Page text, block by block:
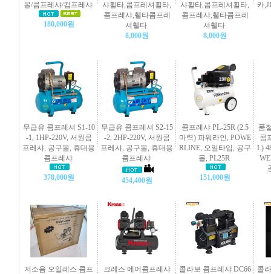
몰/콤프레샤/컴프레샤
180,000원
샤휠타,콤프레셔휠타,
콤프레샤,휄타콤프레
셔휄타
8,000원
샤휠타,콤프레셔휠타,
콤프레샤,휄타콤프레
셔휄타
8,000원
카
무급유 콤프레셔 S1-10
-1, 1HP-220V, 서원콤
프레샤, 공구몰, 휴대용
콤프레샤
378,000원
무급유 콤프레셔 S2-15
-2, 2HP-220V, 서원콤
프레샤, 공구몰, 휴대용
콤프레샤
454,400원
콤프레샤 PL-25R (2.5
마력) 파워라인, POWE
RLINE, 오일타입, 공구
몰, PL25R
151,000원
품
콤
L)
저소음 오일레스 콤프
크레스 에어콤프레샤
콜라보 콤프레샤 DC66
콜